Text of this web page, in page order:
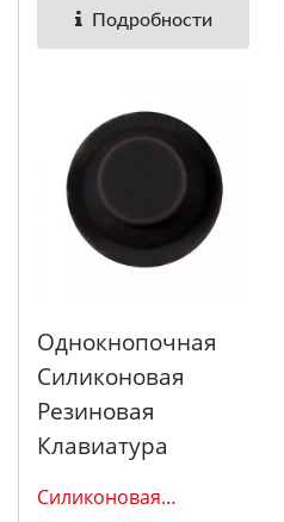
Подробности
Однокнопочная
Силиконовая
Резиновая
Клавиатура
Силиконовая